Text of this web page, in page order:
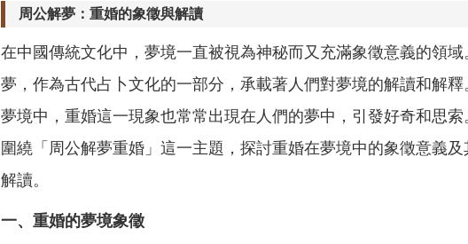
周公解夢：重婚的象徵與解讀
在中國傳統文化中，夢境一直被視為神秘而又充滿象徵意義的領域
夢，作為古代占卜文化的一部分，承載著人們對夢境的解讀和解釋
夢境中，重婚這一現象也常常出現在人們的夢中，引發好奇和思索
圍繞「周公解夢重婚」這一主題，探討重婚在夢境中的象徵意義
解讀。
一、重婚的夢境象徵